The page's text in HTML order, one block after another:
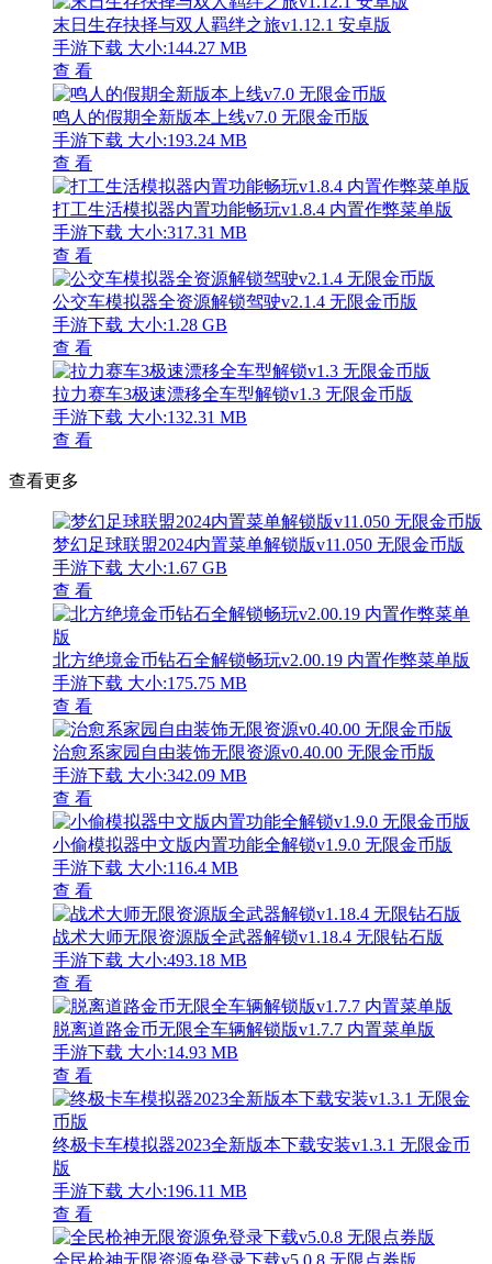
末日生存抉择与双人羁绊之旅v1.12.1 安卓版
手游下载 大小:144.27 MB
查 看
鸣人的假期全新版本上线v7.0 无限金币版
手游下载 大小:193.24 MB
查 看
打工生活模拟器内置功能畅玩v1.8.4 内置作弊菜单版
手游下载 大小:317.31 MB
查 看
公交车模拟器全资源解锁驾驶v2.1.4 无限金币版
手游下载 大小:1.28 GB
查 看
拉力赛车3极速漂移全车型解锁v1.3 无限金币版
手游下载 大小:132.31 MB
查 看
查看更多
梦幻足球联盟2024内置菜单解锁版v11.050 无限金币版
手游下载 大小:1.67 GB
查 看
北方绝境金币钻石全解锁畅玩v2.00.19 内置作弊菜单版
手游下载 大小:175.75 MB
查 看
治愈系家园自由装饰无限资源v0.40.00 无限金币版
手游下载 大小:342.09 MB
查 看
小偷模拟器中文版内置功能全解锁v1.9.0 无限金币版
手游下载 大小:116.4 MB
查 看
战术大师无限资源版全武器解锁v1.18.4 无限钻石版
手游下载 大小:493.18 MB
查 看
脱离道路金币无限全车辆解锁版v1.7.7 内置菜单版
手游下载 大小:14.93 MB
查 看
终极卡车模拟器2023全新版本下载安装v1.3.1 无限金币
版
手游下载 大小:196.11 MB
查 看